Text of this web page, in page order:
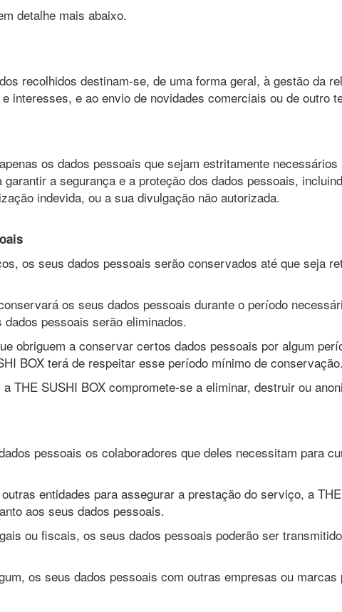
detalhe mais abaixo.
recolhidos destinam-se, de uma forma geral, à gestão da
interesses, e ao envio de novidades comerciais ou de outro
os dados pessoais que sejam estritamente
a segurança e a proteção dos dados pessoais,
indevida, ou a sua divulgação não autorizada.
os seus dados pessoais serão conservados até que seja
os seus dados pessoais durante o período
pessoais serão eliminados.
obriguem a conservar certos dados pessoais por algum
BOX terá de respeitar esse período mínimo de conservação.
THE SUSHI BOX compromete-se a eliminar, destruir ou
pessoais os colaboradores que deles necessitam para
entidades para assegurar a prestação do serviço, a
aos seus dados pessoais.
ou fiscais, os seus dados pessoais poderão ser
os seus dados pessoais com outras empresas ou